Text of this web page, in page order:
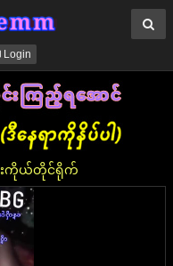
Login
ားကိုယ်တိုင်ရိုက်